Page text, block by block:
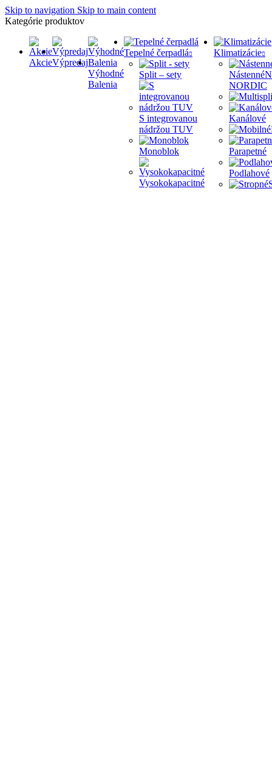
Skip to navigation Skip to main content
Kategórie produktov
AkcieVýpredaj
Výhodné
Balenia
Tepelné čerpadlá
Split – sety
S integrovanou
nádržou TUV
Monoblok
Vysokokapacitné
Klimatizácie
Nástenné
NORDIC
Kanálové
Parapetné
Podlahové